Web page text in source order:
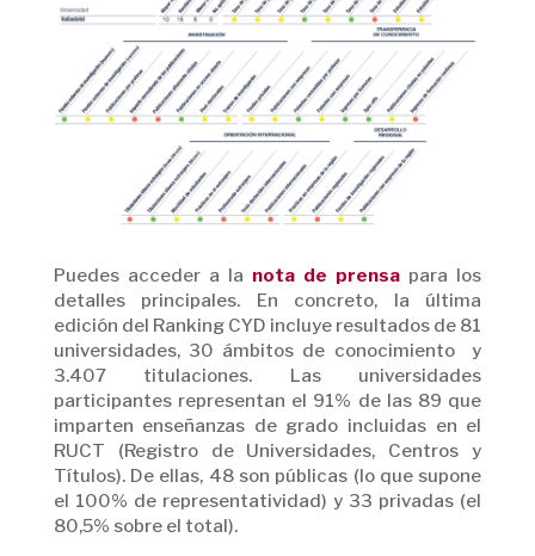
Puedes acceder a la nota de prensa para los
detalles principales. En concreto, la última
edición del Ranking CYD incluye resultados de 81
universidades, 30 ámbitos de conocimiento y
3.407 titulaciones. Las universidades
participantes representan el 91% de las 89 que
imparten enseñanzas de grado incluidas en el
RUCT (Registro de Universidades, Centros y
Títulos). De ellas, 48 son públicas (lo que supone
el 100% de representatividad) y 33 privadas (el
80,5% sobre el total).